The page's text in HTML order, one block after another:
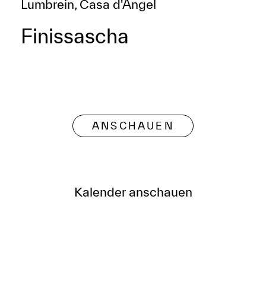
Lumbrein, Casa d'Angel
Finissascha
ANSCHAUEN
Kalender anschauen